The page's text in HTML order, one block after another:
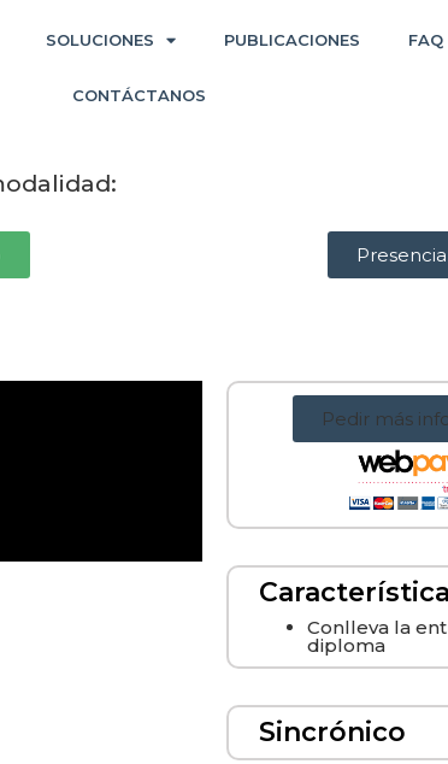
SOLUCIONES PUBLICACIONES FAQ
CONTÁCTANOS
Pedir más
Conlleva la
diploma
Sincrónico